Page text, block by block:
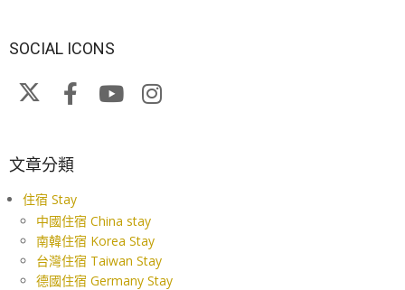
SOCIAL ICONS
文章分類
住宿 Stay
中國住宿 China stay
南韓住宿 Korea Stay
台灣住宿 Taiwan Stay
德國住宿 Germany Stay